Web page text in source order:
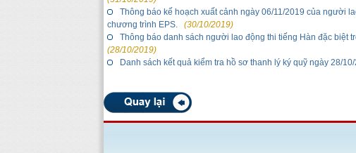
Thông báo kế hoạch xuất cảnh ngày 06/11/2019 của người
chương trình EPS.
(30/10/2019)
Thông báo danh sách người lao động thi tiếng Hàn đặc biệt
(28/10/2019)
Danh sách kết quả kiểm tra hồ sơ thanh lý ký quỹ ngày 28/